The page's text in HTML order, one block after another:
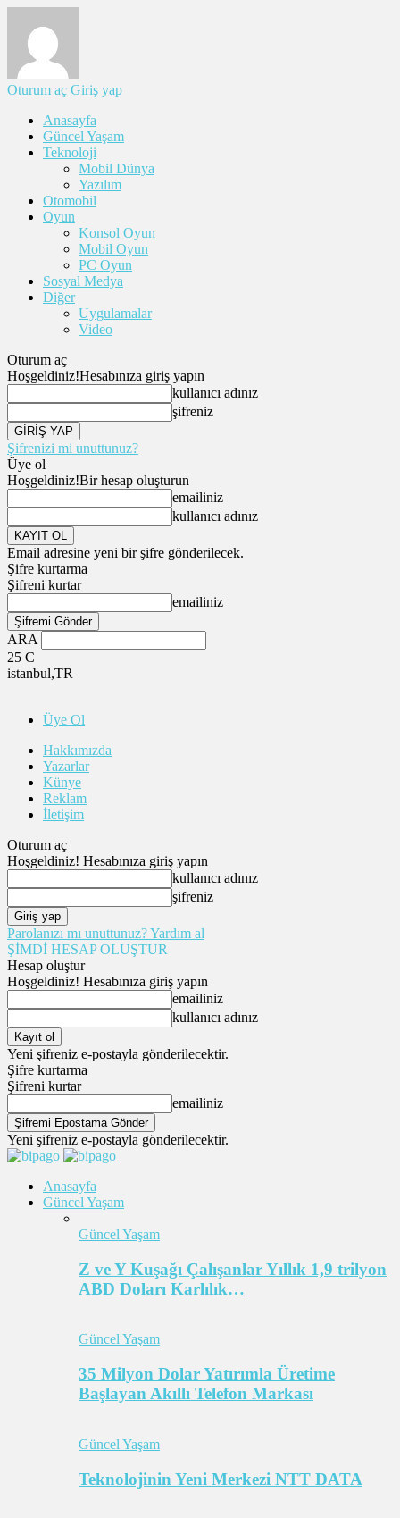
Oturum aç Giriş yap
Anasayfa
Güncel Yaşam
Teknoloji
Mobil Dünya
Yazılım
Otomobil
Oyun
Konsol Oyun
Mobil Oyun
PC Oyun
Sosyal Medya
Diğer
Uygulamalar
Video
Oturum aç
Hoşgeldiniz!Hesabınıza giriş yapın
kullanıcı adınız
şifreniz
Şifrenizi mi unuttunuz?
Üye ol
Hoşgeldiniz!Bir hesap oluşturun
emailiniz
kullanıcı adınız
Email adresine yeni bir şifre gönderilecek.
Şifre kurtarma
Şifreni kurtar
emailiniz
ARA
25 C
istanbul,TR
Üye Ol
Hakkımızda
Yazarlar
Künye
Reklam
İletişim
Oturum aç
Hoşgeldiniz! Hesabınıza giriş yapın
kullanıcı adınız
şifreniz
Parolanızı mı unuttunuz? Yardım al
ŞİMDİ HESAP OLUŞTUR
Hesap oluştur
Hoşgeldiniz! Hesabınıza giriş yapın
emailiniz
kullanıcı adınız
Yeni şifreniz e-postayla gönderilecektir.
Şifre kurtarma
Şifreni kurtar
emailiniz
Yeni şifreniz e-postayla gönderilecektir.
Anasayfa
Güncel Yaşam
Güncel Yaşam
Z ve Y Kuşağı Çalışanlar Yıllık 1,9 trilyon
ABD Doları Karlılık…
Güncel Yaşam
35 Milyon Dolar Yatırımla Üretime
Başlayan Akıllı Telefon Markası
Güncel Yaşam
Teknolojinin Yeni Merkezi NTT DATA